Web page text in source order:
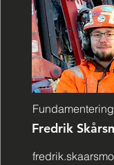
Fredrik